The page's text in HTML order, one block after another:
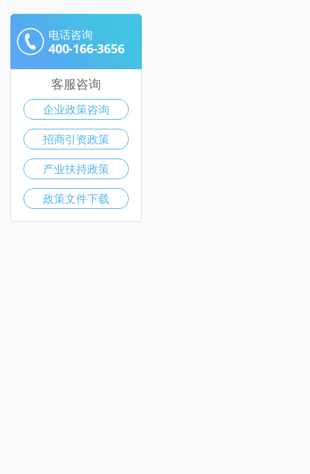
电话咨询
400-166-3656
客服咨询
企业政策咨询
招商引资政策
产业扶持政策
政策文件下载